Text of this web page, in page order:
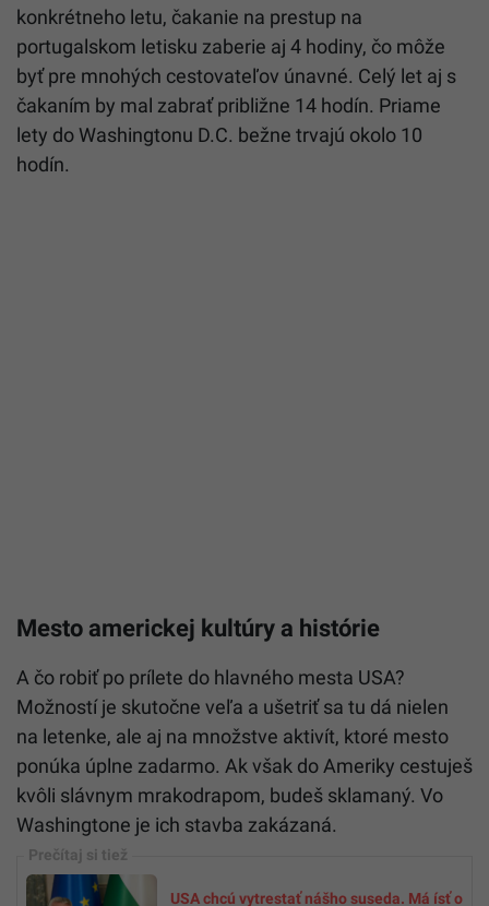
konkrétneho letu, čakanie na prestup na
portugalskom letisku zaberie aj 4 hodiny, čo môže
byť pre mnohých cestovateľov únavné. Celý let aj s
čakaním by mal zabrať približne 14 hodín. Priame
lety do Washingtonu D.C. bežne trvajú okolo 10
hodín.
Mesto americkej kultúry a histórie
A čo robiť po prílete do hlavného mesta USA?
Možností je skutočne veľa a ušetriť sa tu dá nielen
na letenke, ale aj na množstve aktivít, ktoré mesto
ponúka úplne zadarmo. Ak však do Ameriky cestuješ
kvôli slávnym mrakodrapom, budeš sklamaný. Vo
Washingtone je ich stavba zakázaná.
USA chcú vytrestať nášho suseda. Má ísť o